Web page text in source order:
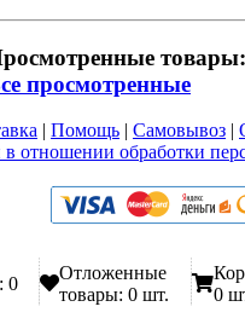
просмотренные
| Помощь | Самовывоз |
в отношении обработки
0
Отложенные
товары: 0 шт.
0